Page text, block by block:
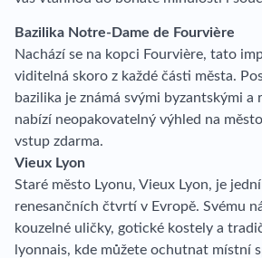
Bazilika Notre-Dame de Fourvière
Nachází se na kopci Fourvière, tato
viditelná skoro z každé části města.
bazilika je známá svými byzantskými a
nabízí neopakovatelný výhled na
vstup zdarma.
Vieux Lyon
Staré město Lyonu, Vieux Lyon, je
renesančních čtvrtí v Evropě. Svému
kouzelné uličky, gotické kostely a
lyonnais, kde můžete ochutnat místní